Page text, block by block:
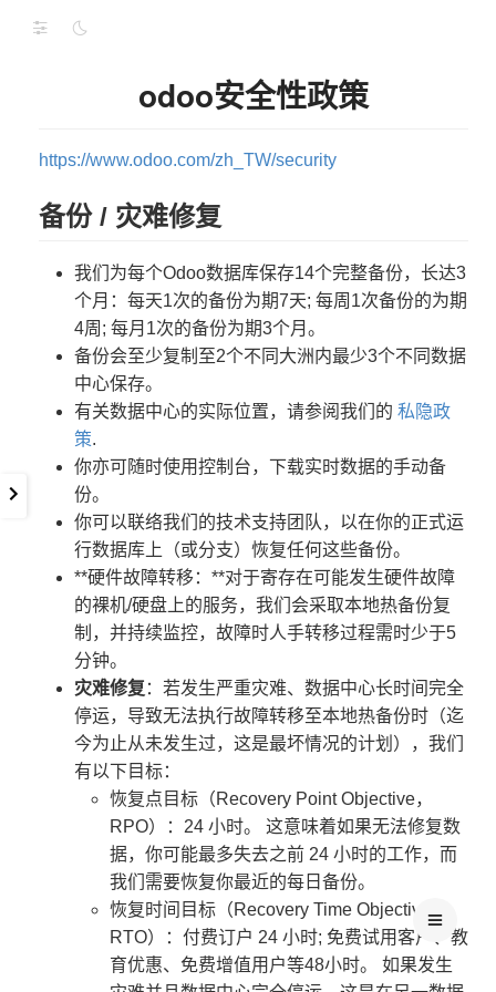
odoo安全性政策
https://www.odoo.com/zh_TW/security
备份 / 灾难修复
我们为每个Odoo数据库保存14个完整备份，长达3
个月：每天1次的备份为期7天; 每周1次备份的为期
4周; 每月1次的备份为期3个月。
备份会至少复制至2个不同大洲内最少3个不同数据
中心保存。
有关数据中心的实际位置，请参阅我们的 私隐政
策.
你亦可随时使用控制台，下载实时数据的手动备
份。
你可以联络我们的技术支持团队，以在你的正式运
行数据库上（或分支）恢复任何这些备份。
**硬件故障转移：**对于寄存在可能发生硬件故障
的裸机/硬盘上的服务，我们会采取本地热备份复
制，并持续监控，故障时人手转移过程需时少于5
分钟。
灾难修复 ：若发生严重灾难、数据中心长时间完全
停运，导致无法执行故障转移至本地热备份时（迄
今为止从未发生过，这是最坏情况的计划），我们
有以下目标：
恢复点目标（Recovery Point Objective，
RPO）：24 小时。 这意味着如果无法修复数
据，你可能最多失去之前 24 小时的工作，而
我们需要恢复你最近的每日备份。
恢复时间目标（Recovery Time Objective，
RTO）：付费订户 24 小时; 免费试用客户、教
育优惠、免费增值用户等48小时。 如果发生